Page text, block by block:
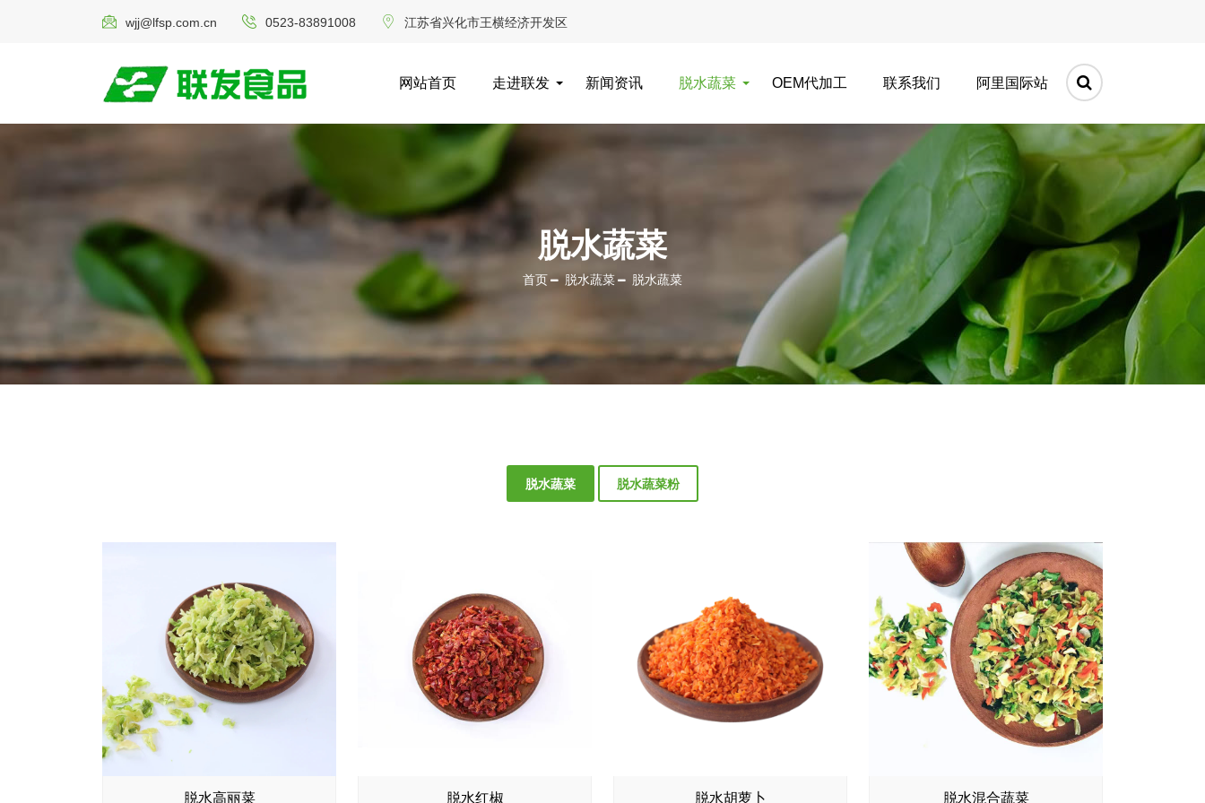
wjj@lfsp.com.cn 0523-83891008 江苏省兴化市王横经济开发区
网站首页 走进联发 新闻资讯 脱水蔬菜 OEM代加工 联系我们 阿里国际站
脱水蔬菜
首页 脱水蔬菜 脱水蔬菜
脱水蔬菜 脱水蔬菜粉
脱水高丽菜 脱水红椒 脱水胡萝卜 脱水混合蔬菜